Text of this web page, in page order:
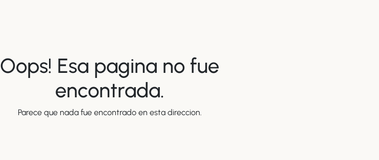
Oops! Esa pagina no fue
encontrada.
Parece que nada fue encontrado en esta direccion.